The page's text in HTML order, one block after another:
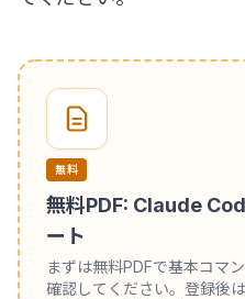
無料
無料PDF: Claude
ート
まずは無料PDFで基本コマ
確認してください。登録後